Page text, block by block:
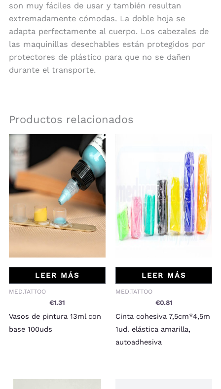
son muy fáciles de usar y también resultan
extremadamente cómodas. La doble hoja se
adapta perfectamente al cuerpo. Los cabezales de
las maquinillas desechables están protegidos por
protectores de plástico para que no se dañen
durante el transporte.
Productos relacionados
LEER MÁS
MED.TATTOO
€1.31
Vasos de pintura 13ml con
base 100uds
LEER MÁS
MED.TATTOO
€0.81
Cinta cohesiva 7,5cm*4,5m
1ud. elástica amarilla,
autoadhesiva